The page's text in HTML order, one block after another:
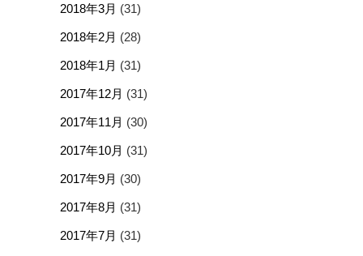
2018年3月 (31)
2018年2月 (28)
2018年1月 (31)
2017年12月 (31)
2017年11月 (30)
2017年10月 (31)
2017年9月 (30)
2017年8月 (31)
2017年7月 (31)